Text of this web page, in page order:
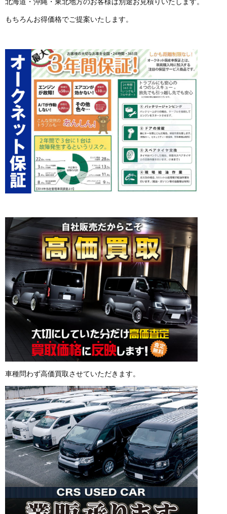
もちろんお得価格でご提案いたします。
車種問わず高価買取させていただきます。